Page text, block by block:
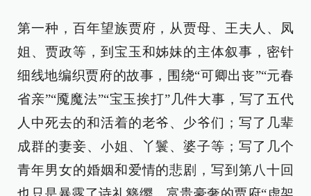
第一种，百年望族贾府，从贾母、王夫人、凤
姐、贾政等，到宝玉和姊妹的主体叙事，密针
细线地编织贾府的故事，围绕“可卿出丧”“元春
省亲”“魇魔法”“宝玉挨打”几件大事，写了五代
人中死去的和活着的老爷、少爷们；写了几辈
成群的妻妾、小姐、丫鬟、婆子等；写了几个
青年男女的婚姻和爱情的悲剧，写到第八十回